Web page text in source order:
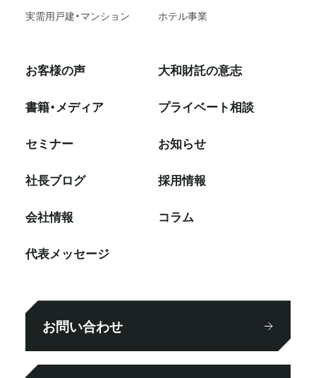
実需用戸建・マンション ホテル事業
お客様の声
書籍・メディア
セミナー
社⻑ブログ
会社情報
代表メッセージ
大和財託の意志
プライベート相談
お知らせ
採⽤情報
コラム
お問い合わせ